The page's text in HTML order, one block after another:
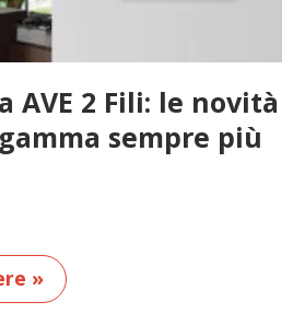
AVE 2 Fili: le novità
sempre più
»